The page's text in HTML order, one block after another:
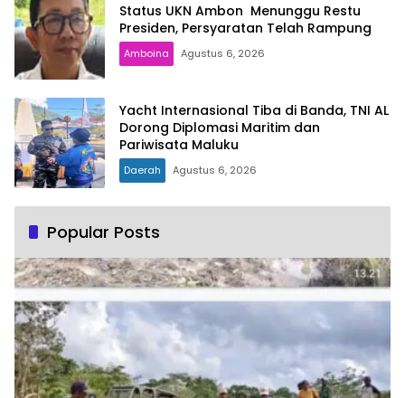
Status UKN Ambon Menunggu Restu
Presiden, Persyaratan Telah Rampung
Amboina Agustus 6, 2026
Yacht Internasional Tiba di Banda, TNI AL
Dorong Diplomasi Maritim dan
Pariwisata Maluku
Daerah Agustus 6, 2026
Popular Posts